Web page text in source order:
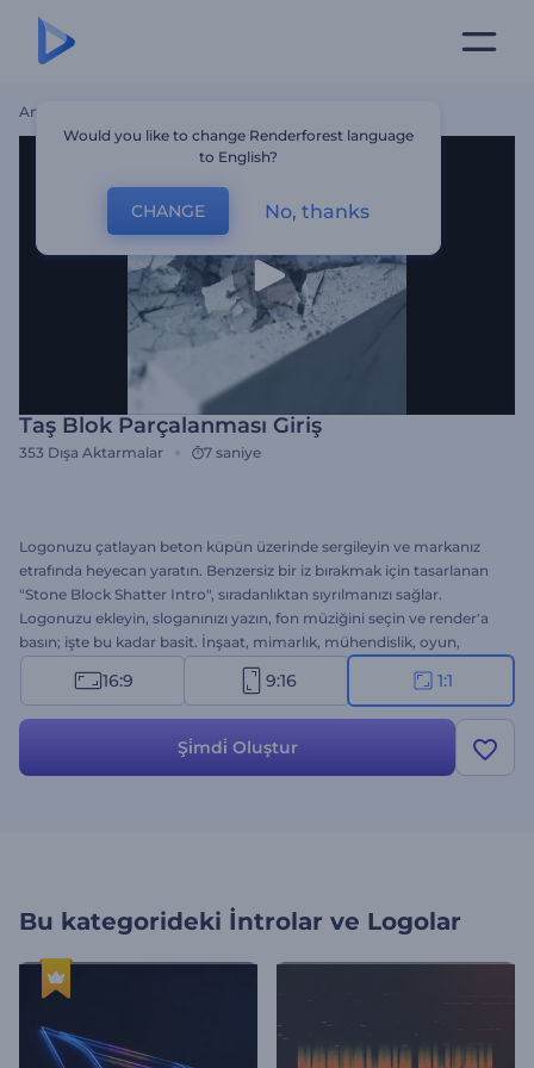
Ana Sayfa
Taş Blok Parçalanması Giriş
353 Dışa Aktarmalar 7 saniye
Logonuzu çatlayan beton küpün üzerinde sergileyin ve markanız
etrafında heyecan yaratın. Benzersiz bir iz bırakmak için tasarlanan
"Stone Block Shatter Intro", sıradanlıktan sıyrılmanızı sağlar.
Logonuzu ekleyin, sloganınızı yazın, fon müziğini seçin ve render'a
basın; işte bu kadar basit. İnşaat, mimarlık, mühendislik, oyun,
teknoloji ve daha birçok sektör için idealdir. Hemen deneyin ve
logonuzun sessizliği bozmasına izin verin!
16:9 9:16 1:1
Şi̇mdi̇ Oluştur
Bu kategorideki İntrolar ve Logolar
Would you like to change Renderforest language
to English?
CHANGE No, thanks